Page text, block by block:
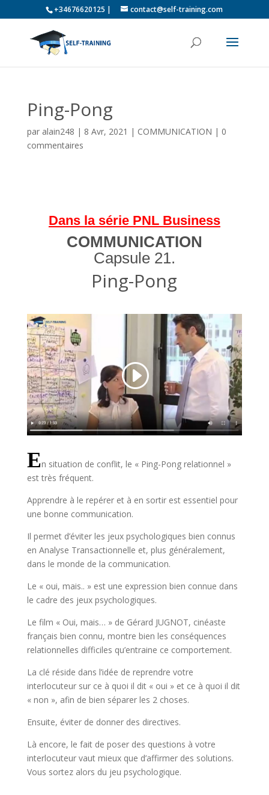
+34676620125 | contact@self-training.com
Ping-Pong
par alain248 | 8 Avr, 2021 | COMMUNICATION | 0
commentaires
Dans la série PNL Business
COMMUNICATION
Capsule 21.
Ping-Pong
En situation de conflit, le « Ping-Pong relationnel »
est très fréquent.
Apprendre à le repérer et à en sortir est essentiel pour
une bonne communication.
Il permet d’éviter les jeux psychologiques bien connus
en Analyse Transactionnelle et, plus généralement,
dans le monde de la communication.
Le « oui, mais.. » est une expression bien connue dans
le cadre des jeux psychologiques.
Le film « Oui, mais… » de Gérard JUGNOT, cinéaste
français bien connu, montre bien les conséquences
relationnelles difficiles qu’entraine ce comportement.
La clé réside dans l’idée de reprendre votre
interlocuteur sur ce à quoi il dit « oui » et ce à quoi il dit
« non », afin de bien séparer les 2 choses.
Ensuite, éviter de donner des directives.
Là encore, le fait de poser des questions à votre
interlocuteur vaut mieux que d’affirmer des solutions.
Vous sortez alors du jeu psychologique.